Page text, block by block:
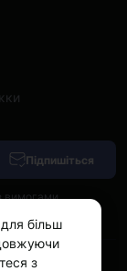
Підпишіться
вимогами
більш
з